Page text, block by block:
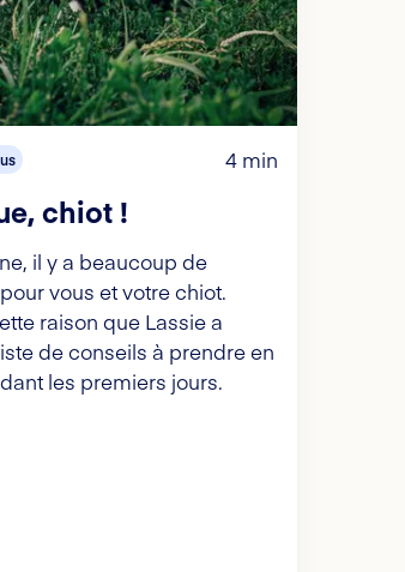
4 min
chiot !
il y a beaucoup de
vous et votre chiot.
raison que Lassie a
de conseils à prendre en
les premiers jours.